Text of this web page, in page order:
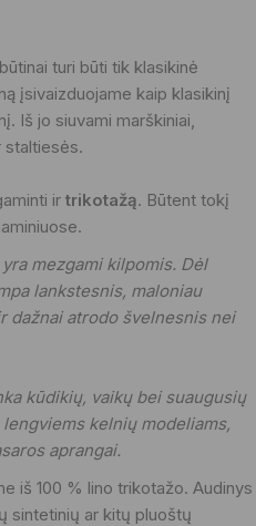
turi būti tik klasikinė
įsivaizduojame kaip klasikinį
Iš jo siuvami marškiniai,
staltiesės.
ir trikotažą. Būtent tokį
mezgami kilpomis. Dėl
lankstesnis, maloniau
dažnai atrodo švelnesnis nei
kūdikių, vaikų bei suaugusių
kelnių modeliams,
aprangai.
iš 100 % lino trikotažo. Audinys
sintetinių ar kitų pluoštų